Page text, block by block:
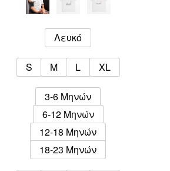
Λευκό
S M L XL
3-6 Μηνών
6-12 Μηνών
12-18 Μηνών
18-23 Μηνών